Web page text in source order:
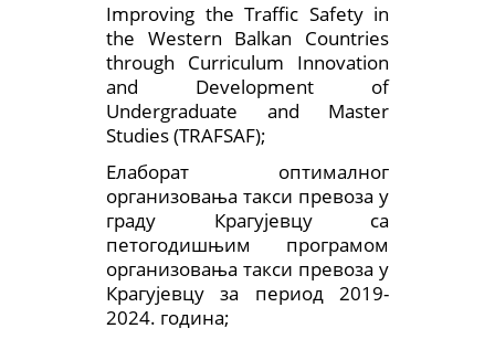
Improving the Traffic Safety in
the Western Balkan Countries
through Curriculum Innovation
and Development of
Undergraduate and Master
Studies (TRAFSAF);
Елаборат оптималног
организовања такси превоза у
граду Крагујевцу са
петогодишњим програмом
организовања такси превоза у
Крагујевцу за период 2019-
2024. година;